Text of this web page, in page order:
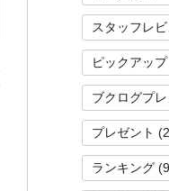
スタッフレ
ピックアップ
ブクログプ
プレゼント
ランキング